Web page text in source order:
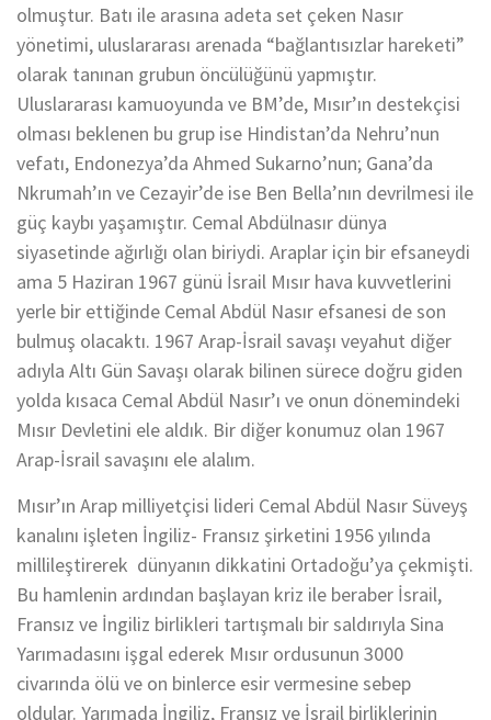
olmuştur. Batı ile arasına adeta set çeken Nasır
yönetimi, uluslararası arenada “bağlantısızlar hareketi”
olarak tanınan grubun öncülüğünü yapmıştır.
Uluslararası kamuoyunda ve BM’de, Mısır’ın destekçisi
olması beklenen bu grup ise Hindistan’da Nehru’nun
vefatı, Endonezya’da Ahmed Sukarno’nun; Gana’da
Nkrumah’ın ve Cezayir’de ise Ben Bella’nın devrilmesi ile
güç kaybı yaşamıştır. Cemal Abdülnasır dünya
siyasetinde ağırlığı olan biriydi. Araplar için bir efsaneydi
ama 5 Haziran 1967 günü İsrail Mısır hava kuvvetlerini
yerle bir ettiğinde Cemal Abdül Nasır efsanesi de son
bulmuş olacaktı. 1967 Arap-İsrail savaşı veyahut diğer
adıyla Altı Gün Savaşı olarak bilinen sürece doğru giden
yolda kısaca Cemal Abdül Nasır’ı ve onun dönemindeki
Mısır Devletini ele aldık. Bir diğer konumuz olan 1967
Arap-İsrail savaşını ele alalım.
Mısır’ın Arap milliyetçisi lideri Cemal Abdül Nasır Süveyş
kanalını işleten İngiliz- Fransız şirketini 1956 yılında
millileştirerek dünyanın dikkatini Ortadoğu’ya çekmişti.
Bu hamlenin ardından başlayan kriz ile beraber İsrail,
Fransız ve İngiliz birlikleri tartışmalı bir saldırıyla Sina
Yarımadasını işgal ederek Mısır ordusunun 3000
civarında ölü ve on binlerce esir vermesine sebep
oldular. Yarımada İngiliz, Fransız ve İsrail birliklerinin